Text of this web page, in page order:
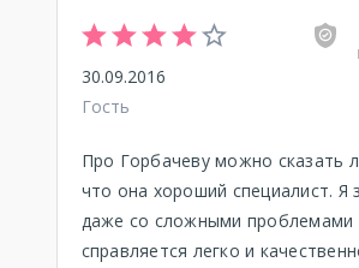
30.09.2016
Гость
Про Горбачеву можно сказать
что она хороший специалист. Я
даже со сложными проблемами
справляется легко и